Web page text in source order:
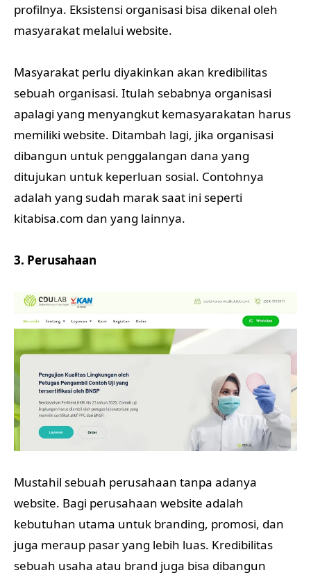
profilnya. Eksistensi organisasi bisa dikenal oleh
masyarakat melalui website.
Masyarakat perlu diyakinkan akan kredibilitas
sebuah organisasi. Itulah sebabnya organisasi
apalagi yang menyangkut kemasyarakatan harus
memiliki website. Ditambah lagi, jika organisasi
dibangun untuk penggalangan dana yang
ditujukan untuk keperluan sosial. Contohnya
adalah yang sudah marak saat ini seperti
kitabisa.com dan yang lainnya.
3. Perusahaan
Mustahil sebuah perusahaan tanpa adanya
website. Bagi perusahaan website adalah
kebutuhan utama untuk branding, promosi, dan
juga meraup pasar yang lebih luas. Kredibilitas
sebuah usaha atau brand juga bisa dibangun